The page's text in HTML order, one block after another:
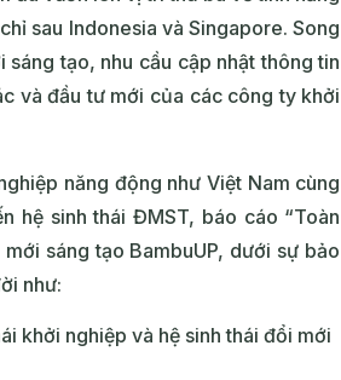
sau Indonesia và Singapore. Song
tạo, nhu cầu cập nhật thông tin
và đầu tư mới của các công ty khởi
năng động như Việt Nam cùng
hệ sinh thái ĐMST, báo cáo “Toàn
sáng tạo BambuUP, dưới sự bảo
như:
khởi nghiệp và hệ sinh thái đổi mới